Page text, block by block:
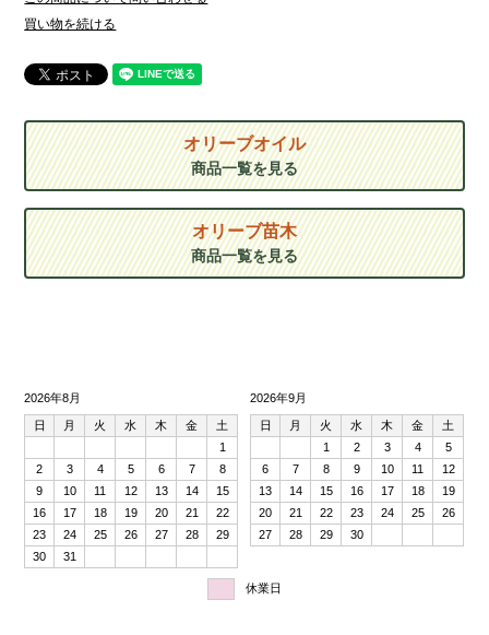
買い物を続ける
オリーブオイル
商品一覧を見る
オリーブ苗木
商品一覧を見る
2026年8月
日 月 火 水 木 金
土
1
2
3 4 5 6 7
8
9
10 11 12 13 14
15
16
17 18 19 20 21
22
23
24 25 26 27 28
29
30
31
2026年9月
日 月 火 水 木 金
土
1
2 3 4
5
6
7 8 9 10 11
12
13
14 15 16 17 18
19
20
21 22 23 24 25
26
27
28 29 30
休業日